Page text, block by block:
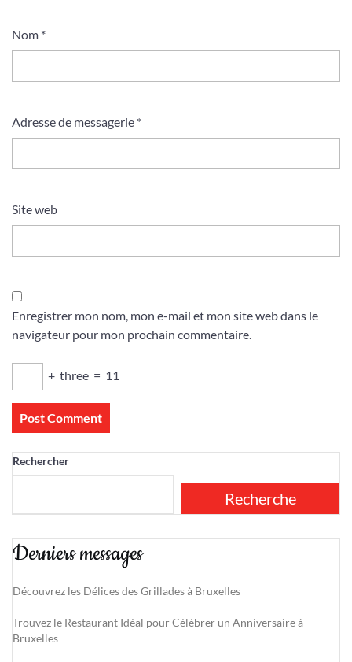
Nom *
Adresse de messagerie *
Site web
Enregistrer mon nom, mon e-mail et mon site web dans le
navigateur pour mon prochain commentaire.
+ three = 11
Rechercher
Recherche
Derniers messages
Découvrez les Délices des Grillades à Bruxelles
Trouvez le Restaurant Idéal pour Célébrer un Anniversaire à
Bruxelles